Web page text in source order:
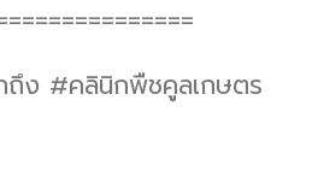
ง #คลินิกพืชคูลเกษตร